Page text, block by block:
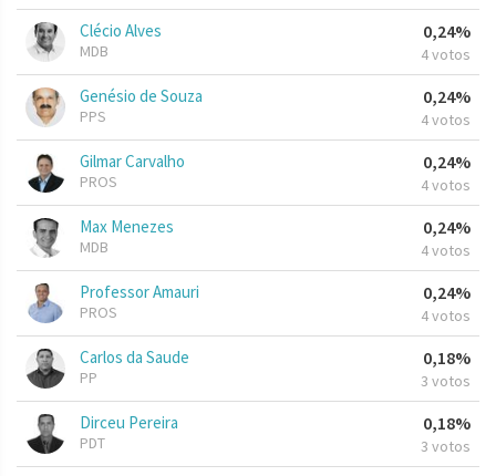
Clécio Alves
MDB
0,24%
4 votos
Genésio de Souza
PPS
0,24%
4 votos
Gilmar Carvalho
PROS
0,24%
4 votos
Max Menezes
MDB
0,24%
4 votos
Professor Amauri
PROS
0,24%
4 votos
Carlos da Saude
PP
0,18%
3 votos
Dirceu Pereira
PDT
0,18%
3 votos